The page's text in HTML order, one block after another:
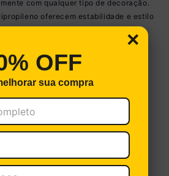
com qualquer tipo de decoração.
oferecem estabilidade e estilo
| Largura: 93cm | Profundidade:
×
OFF
sua compra